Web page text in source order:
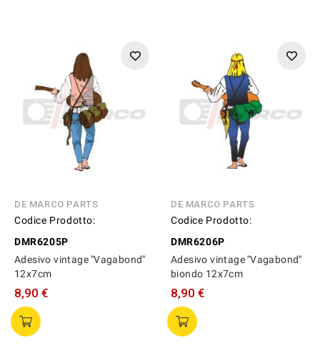
DE MARCO PARTS
Codice Prodotto:
DMR6205P
Adesivo vintage ''Vagabond''
12x7cm
8,90 €
DE MARCO PARTS
Codice Prodotto:
DMR6206P
Adesivo vintage ''Vagabond''
biondo 12x7cm
8,90 €